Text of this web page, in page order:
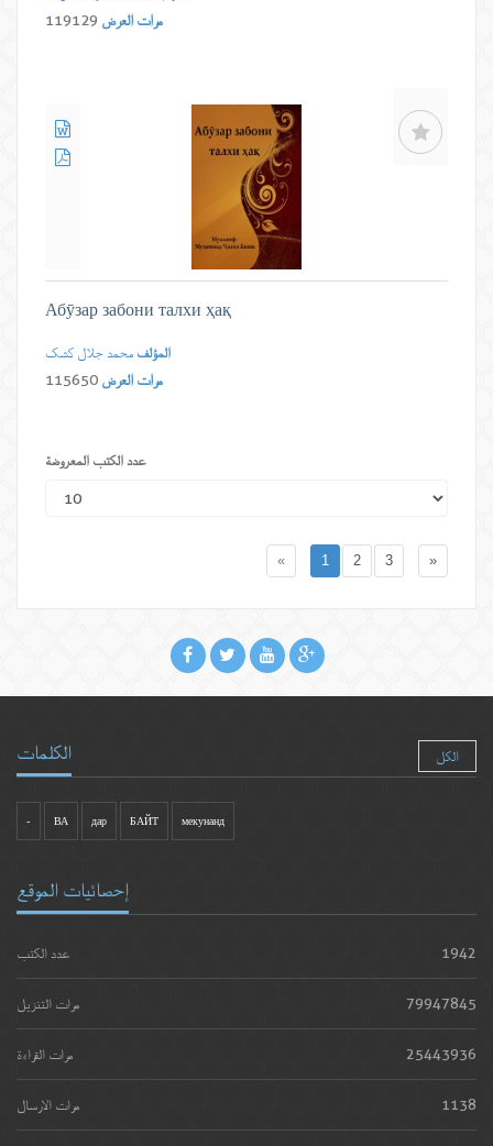
مرات العرض 119129
Абӯзар забони талхи ҳақ
المؤلف محمد جلال کشک
مرات العرض 115650
عدد الكتب المعروضة
« 1 2 3 »
الكلمات الكل
- ВА дар БАЙТ мекунанд
إحصائيات الموقع
عدد الكتب 1942
مرات التنزيل 79947845
مرات القراءة 25443936
مرات الارسال 1138